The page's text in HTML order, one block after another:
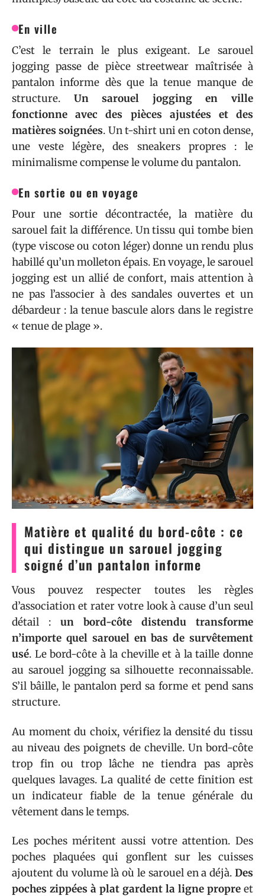
En ville
C’est le terrain le plus exigeant. Le sarouel
jogging passe de pièce streetwear maîtrisée à
pantalon informe dès que la tenue manque de
structure. Un sarouel jogging en ville
fonctionne avec des pièces ajustées et des
matières soignées. Un t-shirt uni en coton dense,
une veste légère, des sneakers propres : le
minimalisme compense le volume du pantalon.
En sortie ou en voyage
Pour une sortie décontractée, la matière du
sarouel fait la différence. Un tissu qui tombe bien
(type viscose ou coton léger) donne un rendu plus
habillé qu’un molleton épais. En voyage, le sarouel
jogging est un allié de confort, mais attention à
ne pas l’associer à des sandales ouvertes et un
débardeur : la tenue bascule alors dans le registre
« tenue de plage ».
Matière et qualité du bord-côte : ce
qui distingue un sarouel jogging
soigné d’un pantalon informe
Vous pouvez respecter toutes les règles
d’association et rater votre look à cause d’un seul
détail : un bord-côte distendu transforme
n’importe quel sarouel en bas de survêtement
usé. Le bord-côte à la cheville et à la taille donne
au sarouel jogging sa silhouette reconnaissable.
S’il bâille, le pantalon perd sa forme et pend sans
structure.
Au moment du choix, vérifiez la densité du tissu
au niveau des poignets de cheville. Un bord-côte
trop fin ou trop lâche ne tiendra pas après
quelques lavages. La qualité de cette finition est
un indicateur fiable de la tenue générale du
vêtement dans le temps.
Les poches méritent aussi votre attention. Des
poches plaquées qui gonflent sur les cuisses
ajoutent du volume là où le sarouel en a déjà. Des
poches zippées à plat gardent la ligne propre et